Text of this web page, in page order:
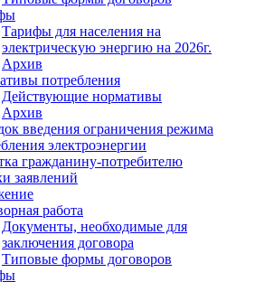
Тарифы для населения на
электрическую энергию на 2026г.
Архив
потребления
Действующие нормативы
Архив
введения ограничения режима
электроэнергии
гражданину-потребителю
заявлений
работа
Документы, необходимые для
заключения договора
Типовые формы договоров